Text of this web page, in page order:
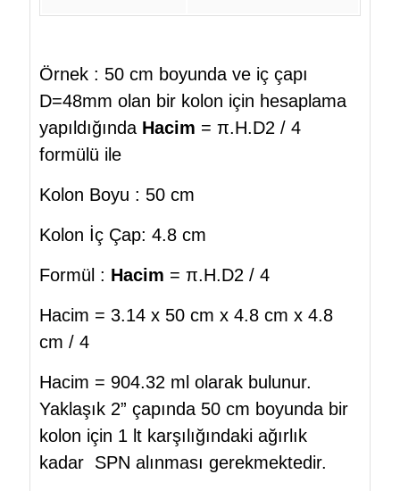
Örnek : 50 cm boyunda ve iç çapı
D=48mm olan bir kolon için hesaplama
yapıldığında Hacim = π.H.D2 / 4
formülü ile
Kolon Boyu : 50 cm
Kolon İç Çap: 4.8 cm
Formül : Hacim = π.H.D2 / 4
Hacim = 3.14 x 50 cm x 4.8 cm x 4.8
cm / 4
Hacim = 904.32 ml olarak bulunur.
Yaklaşık 2” çapında 50 cm boyunda bir
kolon için 1 lt karşılığındaki ağırlık
kadar SPN alınması gerekmektedir.